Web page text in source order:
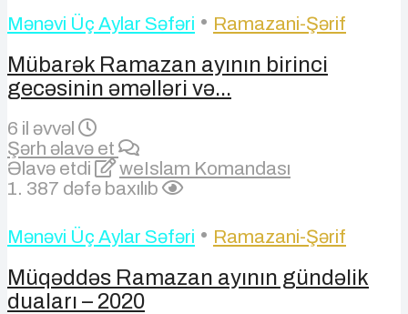
Mənəvi Üç Aylar Səfəri • Ramazani-Şərif
Mübarək Ramazan ayının birinci
gecəsinin əməlləri və...
6 il əvvəl
Şərh əlavə et
Əlavə etdi
weIslam Komandası
1. 387 dəfə baxılıb
Mənəvi Üç Aylar Səfəri • Ramazani-Şərif
Müqəddəs Ramazan ayının gündəlik
duaları – 2020